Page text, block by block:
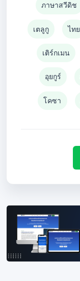
ภาษาสวีดิช
เตลูกู ไทย
เติร์กเมน
อุยกูร์
โคซา